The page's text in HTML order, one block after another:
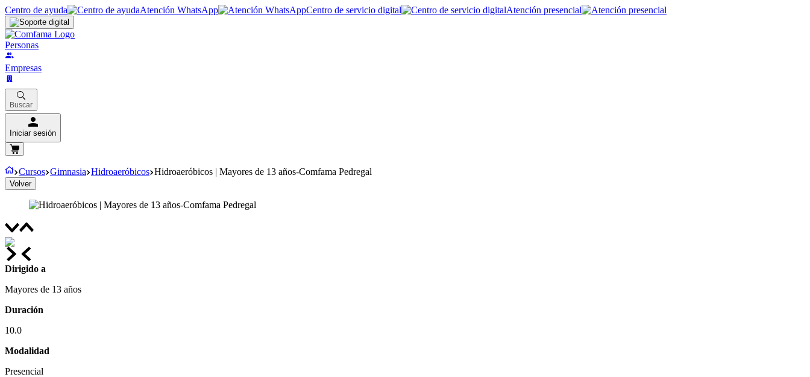
Centro de ayuda Atención WhatsApp Centro de servicio digital Atención presencial
Personas
Empresas
Buscar
Iniciar sesión
Cursos Gimnasia Hidroaeróbicos Hidroaeróbicos | Mayores de 13 años-Comfama Pedregal
Volver
Dirigido a
Mayores de 13 años
Duración
10.0
Modalidad
Presencial